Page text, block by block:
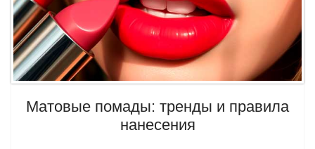
Матовые помады: тренды и правила
нанесения